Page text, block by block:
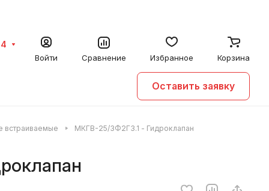
Войти Сравнение Избранное Корзина
Оставить заявку
встраиваемые МКГВ-25/3Ф2ГЗ.1 - Гидроклапан